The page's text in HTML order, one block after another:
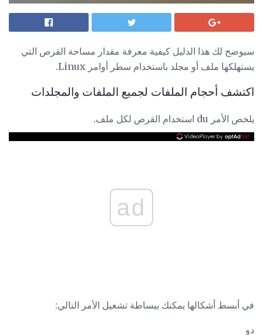
سيوضح لك هذا الدليل كيفية معرفة مقدار مساحة القرص التي
يستهلكها ملف أو مجلد باستخدام سطر أوامر Linux.
اكتشف أحجام الملفات لجميع الملفات والمجلدات
يلخص الأمر du استخدام القرص لكل ملف.
ad
في أبسط أشكالها يمكنك ببساطة تشغيل الأمر التالي:
دو